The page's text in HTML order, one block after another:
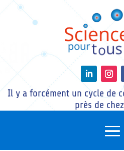
Il y a forcément un cycle de
près de